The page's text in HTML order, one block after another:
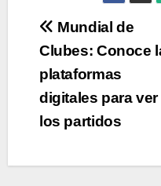
de
entradas
Mundial de
Clubes: Conoce
plataformas
digitales para ver
los partidos